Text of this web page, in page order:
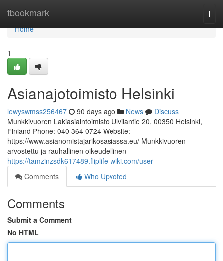
tbookmark
Home
Home
1
Asianajotoimisto Helsinki
lewyswmss256467 90 days ago News
Discuss
Munkkivuoren Lakiasiaintoimisto Ulvilantie 20, 00350 Helsinki,
Finland Phone: 040 364 0724 Website:
https://www.asianomistajarikosasiassa.eu/ Munkkivuoren
arvostettu ja rauhallinen oikeudellinen
https://tamzinzsdk617489.fliplife-wiki.com/user
Comments
Who Upvoted
Comments
Submit a Comment
No HTML